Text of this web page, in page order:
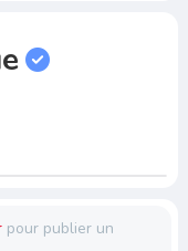
pour publier un